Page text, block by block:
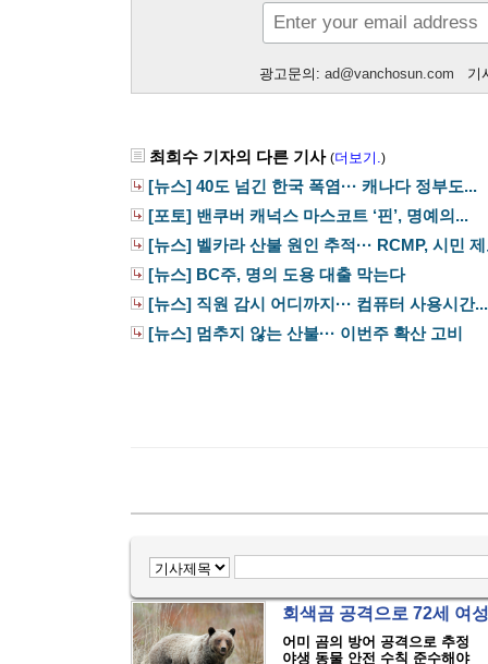
광고문의: ad@vanchosun.com 기
최희수 기자의 다른 기사 (더보기.)
[뉴스] 40도 넘긴 한국 폭염··· 캐나다 정부도...
[포토] 밴쿠버 캐넉스 마스코트 ‘핀’, 명예의...
[뉴스] 벨카라 산불 원인 추적··· RCMP, 시민
[뉴스] BC주, 명의 도용 대출 막는다
[뉴스] 직원 감시 어디까지··· 컴퓨터 사용시간...
[뉴스] 멈추지 않는 산불··· 이번주 확산 고비
회색곰 공격으로 72세 여
어미 곰의 방어 공격으로 추정
야생 동물 안전 수칙 준수해야